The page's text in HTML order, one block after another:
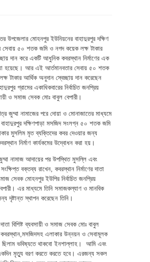
উপজেলার মোহনপুর ইউনিয়নের বাহাদুরপুর দক্ষিণ
সেবায় ৫০ শতক জমি ও নগদ কয়েক লক্ষ টাকার
দান করে একটি আধুনিক কবরস্থান নির্মাণের এক
হয়েছে। আর এই আর্তমানবতার সেবায় ৫০ শতক
টাকার আর্থিক অনুদান স্বেচ্ছায় দান করেছেন
গ্রামের একাধিকবারের নির্বাচিত জনপ্রিয়
ও সমাজ সেবক মোঃ বাবুল বেপারী।
জুম্মা নামাজের পরে দোয়া ও মোনাজাতের মাধ্যমে
দক্ষিণপাড়া মসজিদ সংলগ্ন ৫০ শতক জমি
মুসলিম মৃত ব্যক্তিদের কবর দেওয়ার জন্য
নির্মাণ কার্যকমের উদ্বোধন করা হয়।
নামাজ আদায়ের পর উপস্থিত মুসল্লি এবং
সংক্ষিপ্ত বক্তব্য রাখেন, কবরস্থান নির্মাণের দাতা
সেবক মোহনপুর ইউপির নির্বাচিত জনপ্রিয়
এর মাধ্যমে তিনি সমাজকল্যাণ ও মানবিক
দৃষ্টান্ত স্থাপন করেছেন তিনি।
বিশিষ্ট ব্যবসায়ী ও সমাজ সেবক মোঃ বাবুল
কবরস্থান,মসজিদসহ এলাকার উন্নয়ন ও সেবামূলক
ছিলাম ভবিষ্যতে থাকবো ইনশাল্লাহ। আমি এবং
মৃত্যু বরণ করতে করতে হবে। এরজন্য সকল